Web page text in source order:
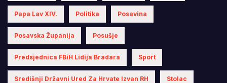
Papa Lav XIV. Politika Posavina
Posavska Županija Posušje
Predsjednica FBiH Lidija Bradara Sport
Središnji Državni Ured Za Hrvate Izvan RH Stolac